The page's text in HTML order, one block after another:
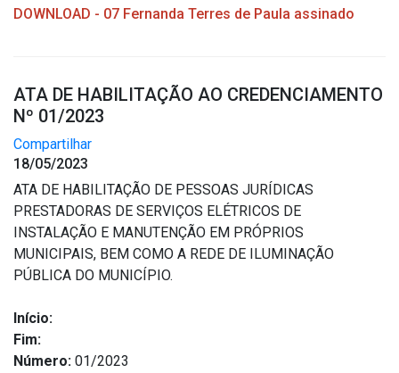
DOWNLOAD - 07 Fernanda Terres de Paula assinado
ATA DE HABILITAÇÃO AO CREDENCIAMENTO
Nº 01/2023
Compartilhar
18/05/2023
ATA DE HABILITAÇÃO DE PESSOAS JURÍDICAS
PRESTADORAS DE SERVIÇOS ELÉTRICOS DE
INSTALAÇÃO E MANUTENÇÃO EM PRÓPRIOS
MUNICIPAIS, BEM COMO A REDE DE ILUMINAÇÃO
PÚBLICA DO MUNICÍPIO.
Início:
Fim:
Número: 01/2023